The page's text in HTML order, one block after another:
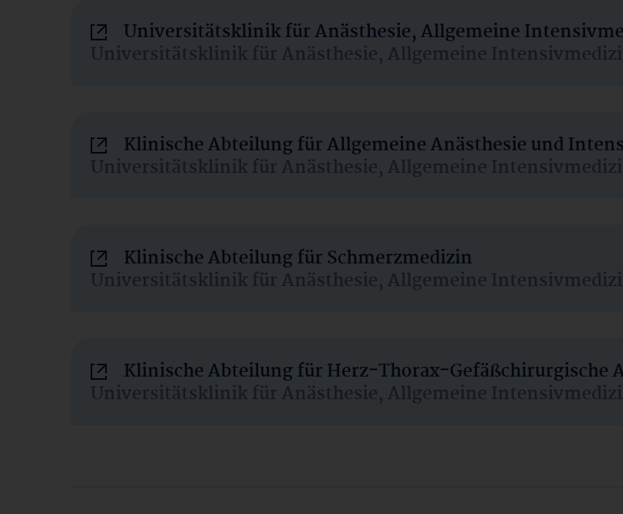
Universitätsklinik für Anästhesie, Allgemeine
Universitätsklinik für Anästhesie, Allgemeine
Klinische Abteilung für Allgemeine Anästhesie und
Universitätsklinik für Anästhesie, Allgemeine
Klinische Abteilung für Schmerzmedizin
Universitätsklinik für Anästhesie, Allgemeine
Klinische Abteilung für Herz-Thorax-Gefäßchirurgische
Universitätsklinik für Anästhesie, Allgemeine